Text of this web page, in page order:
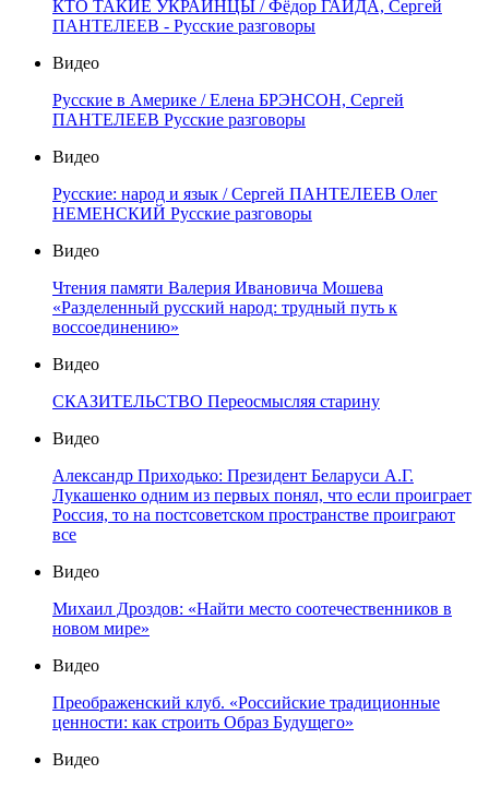
КТО ТАКИЕ УКРАИНЦЫ / Фёдор ГАЙДА, Сергей
ПАНТЕЛЕЕВ - Русские разговоры
Видео
Русские в Америке / Елена БРЭНСОН, Сергей
ПАНТЕЛЕЕВ Русские разговоры
Видео
Русские: народ и язык / Сергей ПАНТЕЛЕЕВ Олег
НЕМЕНСКИЙ Русские разговоры
Видео
Чтения памяти Валерия Ивановича Мошева
«Разделенный русский народ: трудный путь к
воссоединению»
Видео
СКАЗИТЕЛЬСТВО Переосмысляя старину
Видео
Александр Приходько: Президент Беларуси А.Г.
Лукашенко одним из первых понял, что если проиграет
Россия, то на постсоветском пространстве проиграют
все
Видео
Михаил Дроздов: «Найти место соотечественников в
новом мире»
Видео
Преображенский клуб. «Российские традиционные
ценности: как строить Образ Будущего»
Видео